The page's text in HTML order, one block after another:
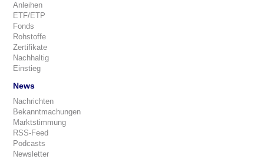
Anleihen
ETF/ETP
Fonds
Rohstoffe
Zertifikate
Nachhaltig
Einstieg
News
Nachrichten
Bekanntmachungen
Marktstimmung
RSS-Feed
Podcasts
Newsletter